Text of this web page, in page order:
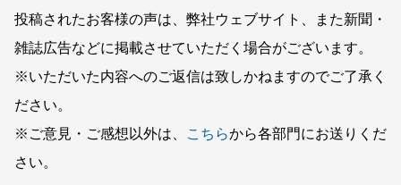
投稿されたお客様の声は、弊社ウェブサイト、また新聞・
雑誌広告などに掲載させていただく場合がございます。
※いただいた内容へのご返信は致しかねますのでご了承く
ださい。
※ご意見・ご感想以外は、
こちらから各部門にお送りくだ
さい。